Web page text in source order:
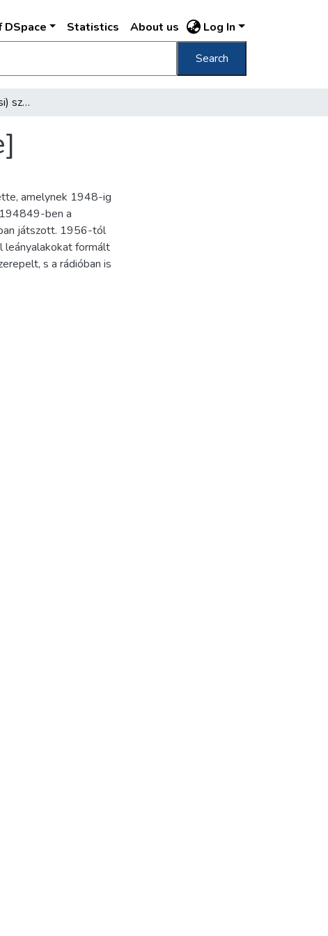
Statistics About us Log In
Search
[Eőry Kató (Simkó Erzsi) színésznő arcképe]
amelynek 1948-ig
ben a
játszott. 1956-tól
leányalakokat formált
s a rádióban is